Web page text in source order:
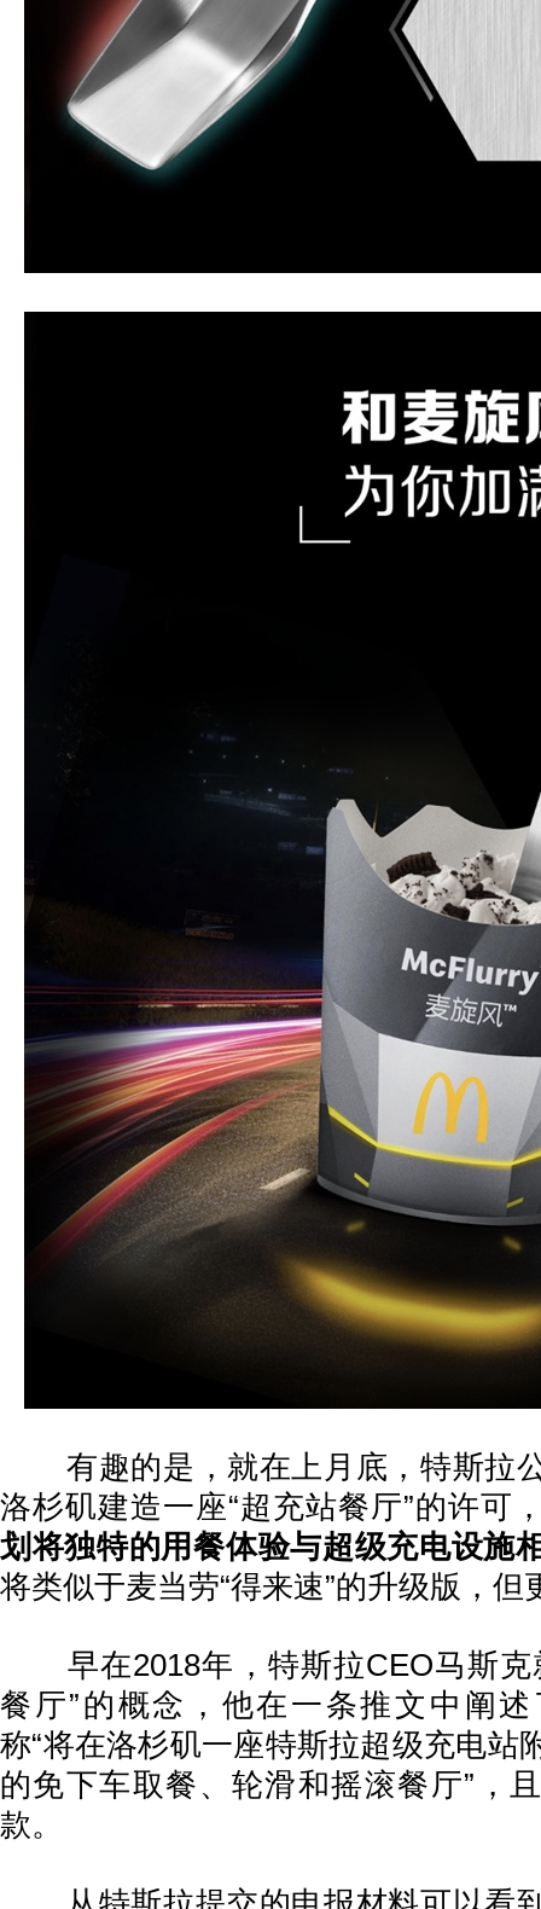
有趣的是，就在上月底，特斯拉
洛杉矶建造一座“超充站餐厅”的许可
划将独特的用餐体验与超级充电设施
将类似于麦当劳“得来速”的升级版，但
早在2018年，特斯拉CEO马斯克
餐厅”的概念，他在一条推文中阐
称“将在洛杉矶一座特斯拉超级充电站
的免下车取餐、轮滑和摇滚餐厅”，
款。